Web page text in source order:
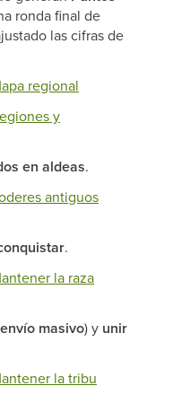
ronda final de
las cifras de
regional
y
en aldeas.
antiguos
.
la raza
masivo) y unir
la tribu